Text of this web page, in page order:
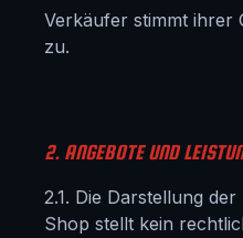
Verkäufer stimmt ihrer
zu.
2. ANGEBOTE UND
2.1. Die Darstellung
Shop stellt kein